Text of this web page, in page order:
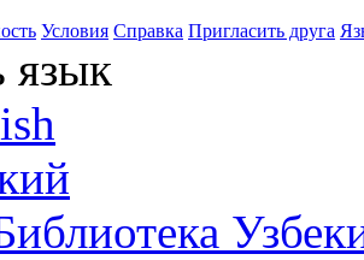
Условия Справка Пригласить друга
язык